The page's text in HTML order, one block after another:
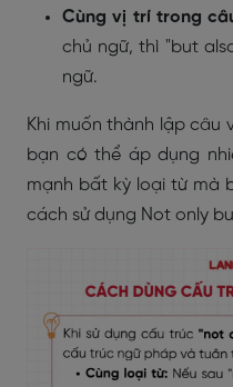
Cùng vị trí trong
chủ ngữ, thì "but
ngữ.
Khi muốn thành lập câu
bạn có thể áp dụng
mạnh bất kỳ loại từ mà
cách sử dụng Not only